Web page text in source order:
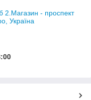
2.Магазин - проспект
Україна